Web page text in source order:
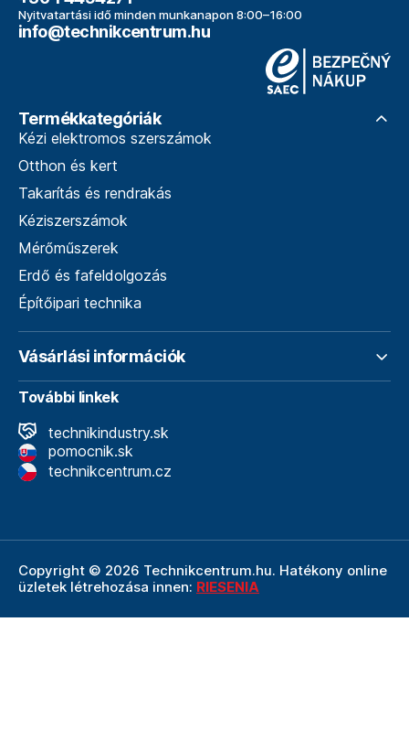
Nyitvatartási idő minden munkanapon 8:00–16:00
info@technikcentrum.hu
Termékkategóriák
Kézi elektromos szerszámok
Otthon és kert
Takarítás és rendrakás
Kéziszerszámok
Mérőműszerek
Erdő és fafeldolgozás
Építőipari technika
Vásárlási információk
További linkek
technikindustry.sk
pomocnik.sk
technikcentrum.cz
Copyright © 2026 Technikcentrum.hu. Hatékony online
üzletek létrehozása innen: RIESENIA